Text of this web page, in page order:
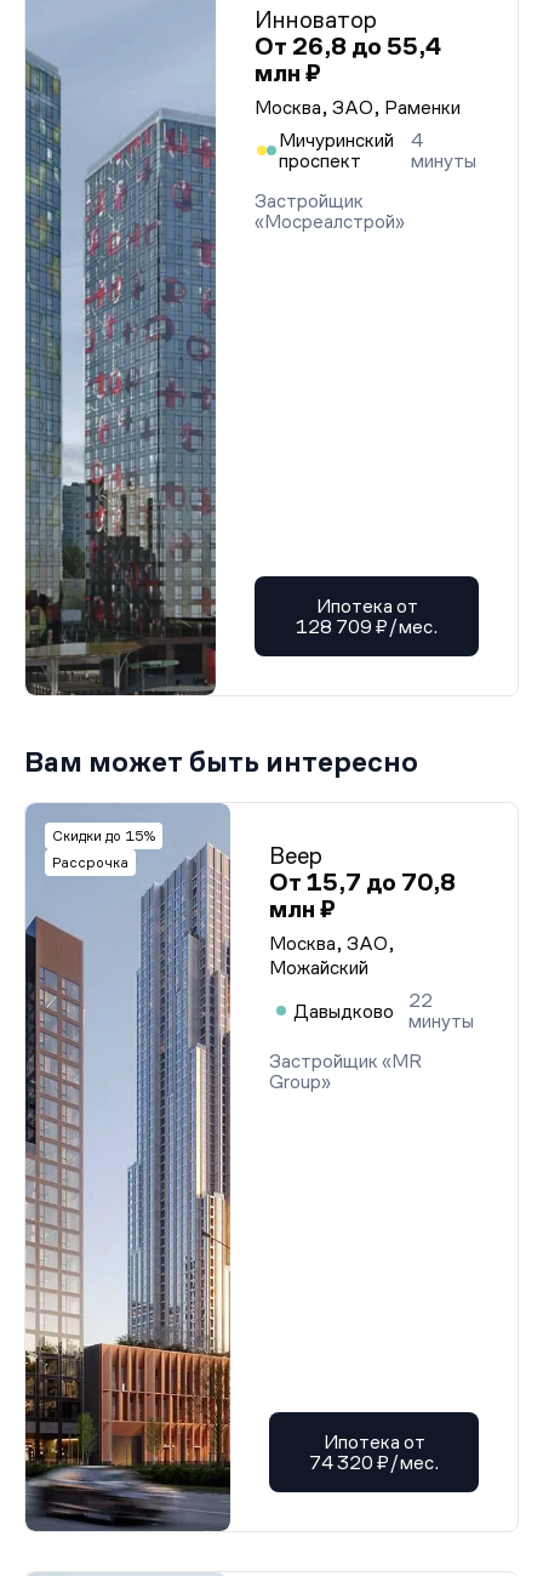
Инноватор
От 26,8 до 55,4
млн ₽
Москва, ЗАО, Раменки
Мичуринский
проспект
4
минуты
Застройщик
«Мосреалстрой»
Ипотека от
128 709 ₽/мес.
Вам может быть интересно
Скидки до 15%
Рассрочка
Веер
От 15,7 до 70,8
млн ₽
Москва, ЗАО,
Можайский
Давыдково
22
минуты
Застройщик «MR
Group»
Ипотека от
74 320 ₽/мес.